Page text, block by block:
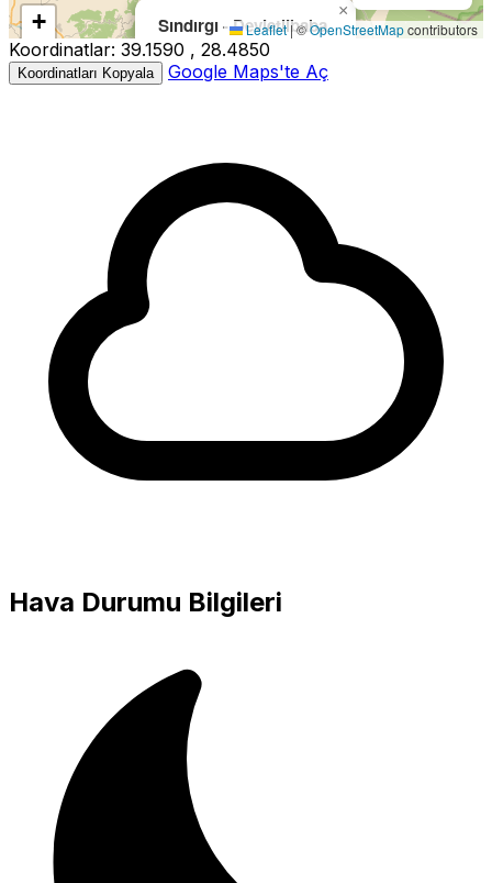
Harita yükleniyor...
4.1
Sındırgı - Devletlibaba
Büyüklük: 4.3M
Derinlik:10.00km
×
+
−
Leaflet |©OpenStreetMapcontributors
Koordinatlar: 39.1590 , 28.4850
Koordinatları Kopyala Google Maps'te Aç
Hava Durumu Bilgileri